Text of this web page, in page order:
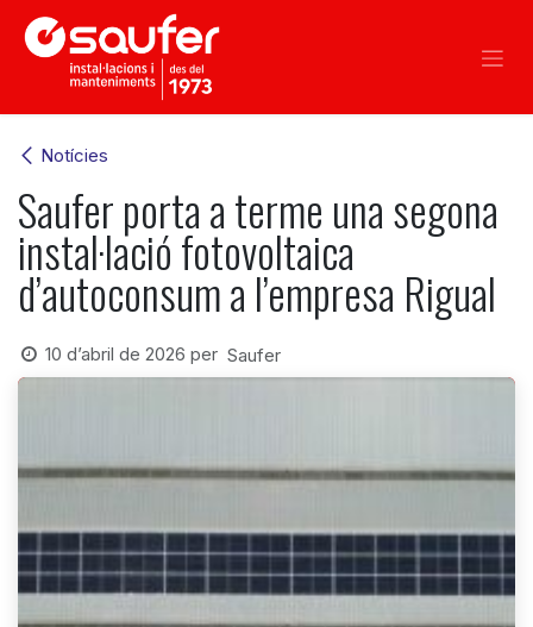
Skip to Content
Notícies
Saufer porta a terme una segona
instal·lació fotovoltaica
d’autoconsum a l’empresa Rigual
10 d’abril de 2026 per Saufer